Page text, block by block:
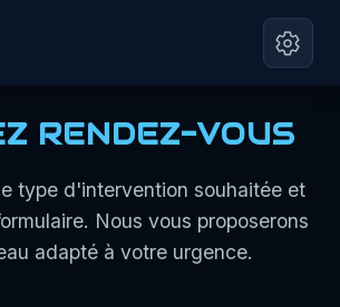
RENDEZ-VOUS
type d'intervention souhaitée et
Nous vous proposerons
adapté à votre urgence.